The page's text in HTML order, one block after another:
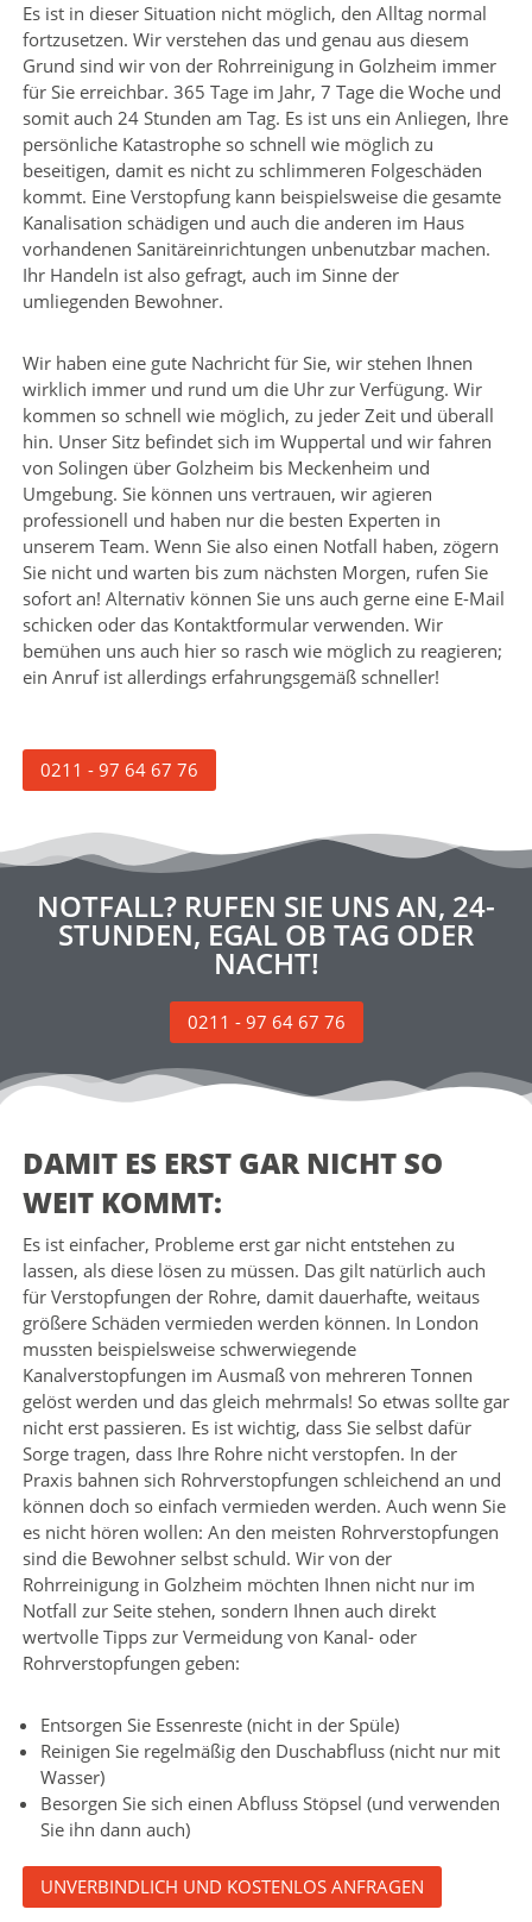
Es ist in dieser Situation nicht möglich, den Alltag normal
fortzusetzen. Wir verstehen das und genau aus diesem
Grund sind wir von der Rohrreinigung in Golzheim immer
für Sie erreichbar. 365 Tage im Jahr, 7 Tage die Woche und
somit auch 24 Stunden am Tag. Es ist uns ein Anliegen, Ihre
persönliche Katastrophe so schnell wie möglich zu
beseitigen, damit es nicht zu schlimmeren Folgeschäden
kommt. Eine Verstopfung kann beispielsweise die gesamte
Kanalisation schädigen und auch die anderen im Haus
vorhandenen Sanitäreinrichtungen unbenutzbar machen.
Ihr Handeln ist also gefragt, auch im Sinne der
umliegenden Bewohner.
Wir haben eine gute Nachricht für Sie, wir stehen Ihnen
wirklich immer und rund um die Uhr zur Verfügung. Wir
kommen so schnell wie möglich, zu jeder Zeit und überall
hin. Unser Sitz befindet sich im Wuppertal und wir fahren
von Solingen über Golzheim bis Meckenheim und
Umgebung. Sie können uns vertrauen, wir agieren
professionell und haben nur die besten Experten in
unserem Team. Wenn Sie also einen Notfall haben, zögern
Sie nicht und warten bis zum nächsten Morgen, rufen Sie
sofort an! Alternativ können Sie uns auch gerne eine E-Mail
schicken oder das Kontaktformular verwenden. Wir
bemühen uns auch hier so rasch wie möglich zu reagieren;
ein Anruf ist allerdings erfahrungsgemäß schneller!
0211 - 97 64 67 76
NOTFALL? RUFEN SIE UNS AN, 24-
STUNDEN, EGAL OB TAG ODER
NACHT!
0211 - 97 64 67 76
DAMIT ES ERST GAR NICHT SO
WEIT KOMMT:
Es ist einfacher, Probleme erst gar nicht entstehen zu
lassen, als diese lösen zu müssen. Das gilt natürlich auch
für Verstopfungen der Rohre, damit dauerhafte, weitaus
größere Schäden vermieden werden können. In London
mussten beispielsweise schwerwiegende
Kanalverstopfungen im Ausmaß von mehreren Tonnen
gelöst werden und das gleich mehrmals! So etwas sollte gar
nicht erst passieren. Es ist wichtig, dass Sie selbst dafür
Sorge tragen, dass Ihre Rohre nicht verstopfen. In der
Praxis bahnen sich Rohrverstopfungen schleichend an und
können doch so einfach vermieden werden. Auch wenn Sie
es nicht hören wollen: An den meisten Rohrverstopfungen
sind die Bewohner selbst schuld. Wir von der
Rohrreinigung in Golzheim möchten Ihnen nicht nur im
Notfall zur Seite stehen, sondern Ihnen auch direkt
wertvolle Tipps zur Vermeidung von Kanal- oder
Rohrverstopfungen geben:
Entsorgen Sie Essenreste (nicht in der Spüle)
Reinigen Sie regelmäßig den Duschabfluss (nicht nur mit
Wasser)
Besorgen Sie sich einen Abfluss Stöpsel (und verwenden
Sie ihn dann auch)
UNVERBINDLICH UND KOSTENLOS ANFRAGEN